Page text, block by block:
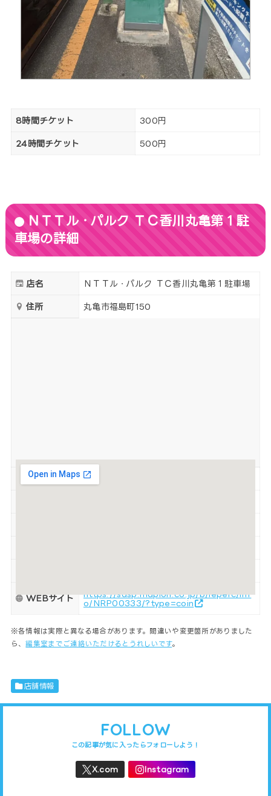
8時間チケット 300円
24時間チケット 500円
ＮＴＴル・パルク ＴＣ香川丸亀第１駐
車場の詳細
店名 ＮＴＴル・パルク ＴＣ香川丸亀第１駐車場
住所 丸亀市福島町150
営業時間 24時間営業
WEBサイト
https://sasp.mapion.co.jp/b/leperc/inf
o/NRP00333/?type=coin
※各情報は実際と異なる場合があります。間違いや変更箇所がありました
ら、編集室までご連絡いただけるとうれしいです。
店舗情報
FOLLOW